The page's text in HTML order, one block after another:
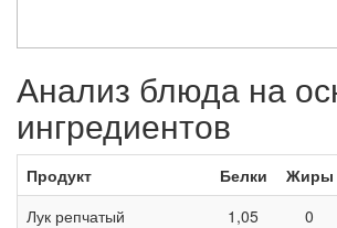
Анализ блюда на
ингредиентов
Продукт Белки Жиры
Лук репчатый
1,05 0